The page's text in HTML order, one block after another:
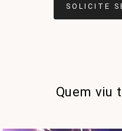
SOLICITE
Quem viu